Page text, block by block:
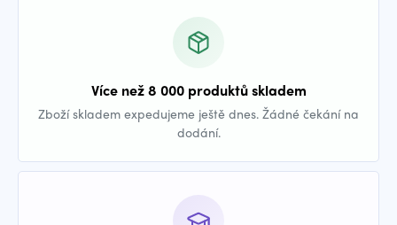
Více než 8 000 produktů skladem
Zboží skladem expedujeme ještě dnes. Žádné čekání na
dodání.